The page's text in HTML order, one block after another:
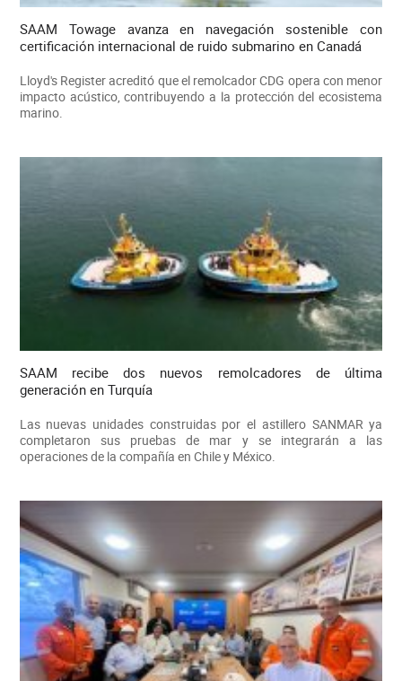
SAAM Towage avanza en navegación sostenible con
certificación internacional de ruido submarino en Canadá
Lloyd's Register acreditó que el remolcador CDG opera con menor
impacto acústico, contribuyendo a la protección del ecosistema
marino.
SAAM recibe dos nuevos remolcadores de última
generación en Turquía
Las nuevas unidades construidas por el astillero SANMAR ya
completaron sus pruebas de mar y se integrarán a las
operaciones de la compañía en Chile y México.